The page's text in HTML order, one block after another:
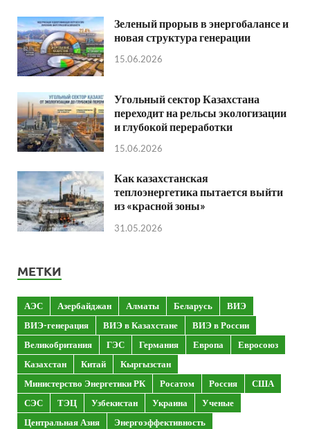
Зеленый прорыв в энергобалансе и
новая структура генерации
15.06.2026
Угольный сектор Казахстана
переходит на рельсы экологизации
и глубокой переработки
15.06.2026
Как казахстанская
теплоэнергетика пытается выйти
из «красной зоны»
31.05.2026
МЕТКИ
АЭС Азербайджан Алматы Беларусь
ВИЭ
ВИЭ-генерация
ВИЭ в Казахстане
ВИЭ в России
Великобритания
ГЭС Германия Европа
Евросоюз
Казахстан
Китай
Кыргызстан
Министерство Энергетики РК
Росатом Россия
США
СЭС
ТЭЦ Узбекистан Украина
Ученые
Центральная Азия
Энергоэффективность